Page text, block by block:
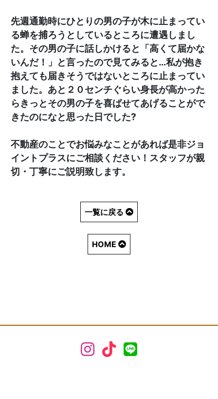
先週通勤時にひとりの男の子が木に止まってい
る蝉を捕ろうとしているところに遭遇しまし
た。その男の子に話しかけると「高くて届かな
いんだ！」と言ったので見てみると…私が抱き
抱えても届きそうではないところに止まってい
ました。あと２０センチぐらい身長が高かった
らきっとその男の子を喜ばせてあげることがで
きたのになと思った日でした?
不動産のことでお悩みなことがあれば是非ジョ
イントプラスにご相談ください！スタッフが親
切・丁寧にご説明致します。
一覧に戻る
HOME